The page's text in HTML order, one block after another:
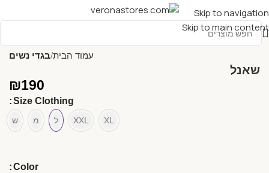
Skip to navigation
Skip to main content
עמוד הבית בגדי נשים
שאנל
₪190
Size Clothing
XL
XXL ל מ ש
Color